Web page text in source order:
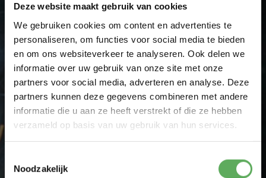
Deze website maakt gebruik van cookies
We gebruiken cookies om content en advertenties te
personaliseren, om functies voor social media te bieden
en om ons websiteverkeer te analyseren. Ook delen we
informatie over uw gebruik van onze site met onze
partners voor social media, adverteren en analyse. Deze
partners kunnen deze gegevens combineren met andere
informatie die u aan ze heeft verstrekt of die ze hebben
verzameld op basis van uw gebruik van hun services.
Noodzakelijk
Uw vraag
Ik ga akkoord met de